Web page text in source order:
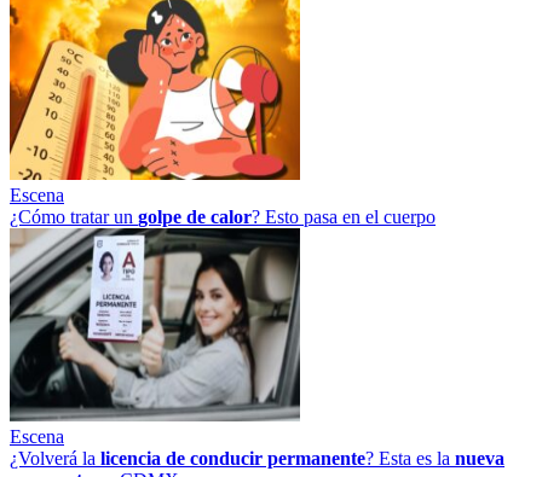
Escena
¿Cómo tratar un golpe de calor? Esto pasa en el cuerpo
Escena
¿Volverá la licencia de conducir permanente? Esta es la nueva